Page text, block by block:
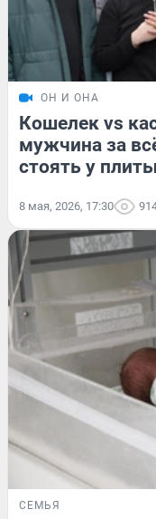
ОН И ОНА
Кошелек vs
мужчина за
стоять у
8 мая, 2026, 17:30
СЕМЬЯ